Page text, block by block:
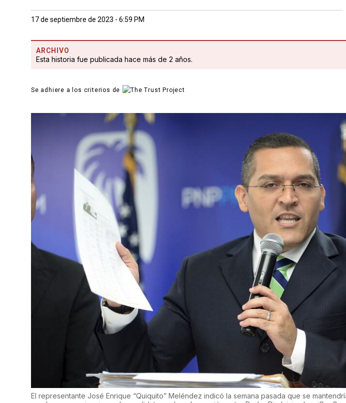
17 de septiembre de 2023 - 6:59 PM
ARCHIVO
Esta historia fue publicada hace más de 2 años.
Se adhiere a los criterios de
El representante José Enrique “Quiquito” Meléndez indicó la semana pasada que se